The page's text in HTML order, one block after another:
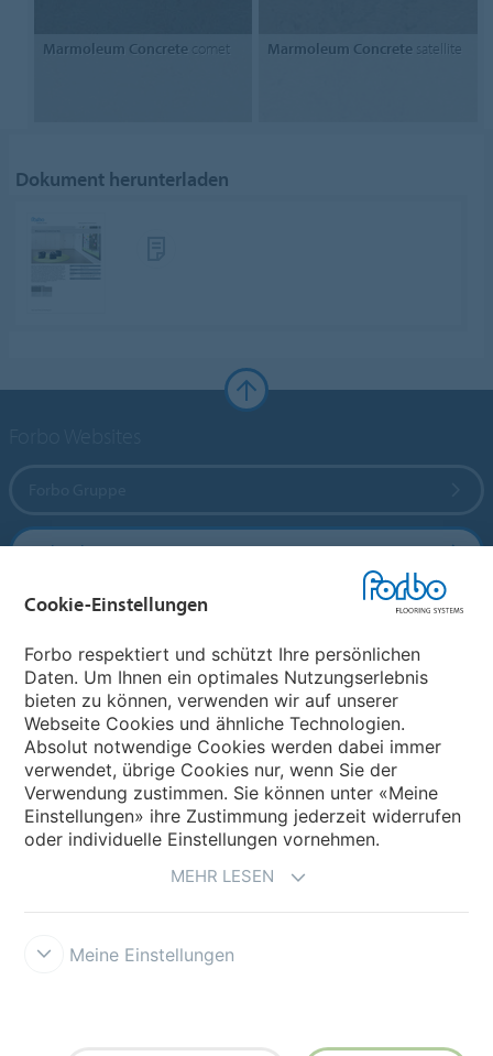
Marmoleum Concretecomet Marmoleum Concrete satellite
Dokument herunterladen
Forbo Flooring Systems
Forbo Movement Systems
Land auswählen
Land auswählen
Cookie-Einstellungen
Forbo respektiert und schützt Ihre persönlichen
Daten. Um Ihnen ein optimales Nutzungserlebnis
bieten zu können, verwenden wir auf unserer
Webseite Cookies und ähnliche Technologien.
Absolut notwendige Cookies werden dabei immer
verwendet, übrige Cookies nur, wenn Sie der
Verwendung zustimmen. Sie können unter «Meine
Einstellungen» ihre Zustimmung jederzeit widerrufen
oder individuelle Einstellungen vornehmen.
MEHR LESEN
Meine Einstellungen